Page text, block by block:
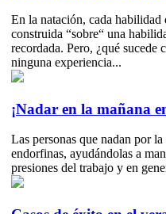
En la natación, cada habilidad
construida “sobre“ una
recordada. Pero, ¿qué sucede
ninguna experiencia...
¡Nadar en la mañana
Las personas que nadan por
endorfinas, ayudándolas a
presiones del trabajo y en